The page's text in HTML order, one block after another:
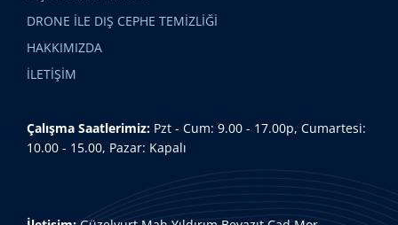
DRONE İLE DIŞ CEPHE TEMİZLİĞİ
HAKKIMIZDA
İLETİŞİM
Çalışma Saatlerimiz: Pzt - Cum: 9.00 - 17.00p, Cumartesi:
10.00 - 15.00, Pazar: Kapalı